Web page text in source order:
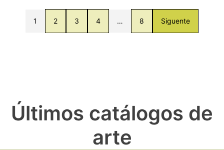
1 2 3 4 … 8 Siguente
Últimos catálogos de
arte